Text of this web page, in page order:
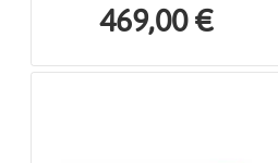
469,00 €